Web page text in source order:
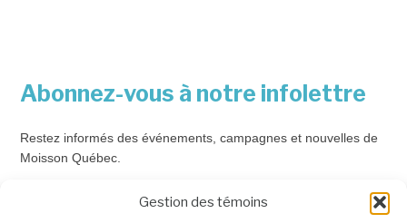
Gestion des témoins
Abonnez-vous à notre infolettre
Restez informés des événements, campagnes et nouvelles de
Moisson Québec.